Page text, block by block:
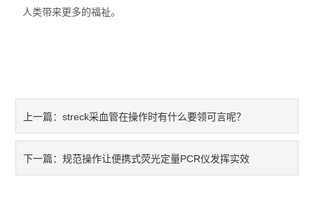
人类带来更多的福祉。
上一篇：streck采血管在操作时有什么要领可言呢？
下一篇：规范操作让便携式荧光定量PCR仪发挥实效